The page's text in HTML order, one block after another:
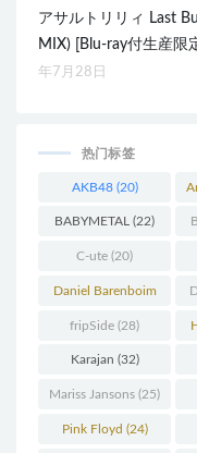
アサルトリリィ Last
MIX) [Blu-ray付生産限
年7月28日
热门标签
AKB48(20)
BABYMETAL (22)
C-ute (20)
Daniel Barenboim
(37)
fripSide (28)
Karajan (32)
Mariss Jansons (25)
Pink Floyd (24)